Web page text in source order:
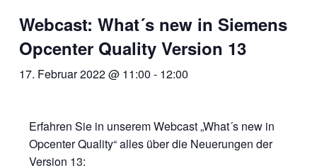
Webcast: What´s new in Siemens
Opcenter Quality Version 13
17. Februar 2022 @ 11:00 - 12:00
Erfahren Sie in unserem Webcast „What´s new in
Opcenter Quality“ alles über die Neuerungen der
Version 13: